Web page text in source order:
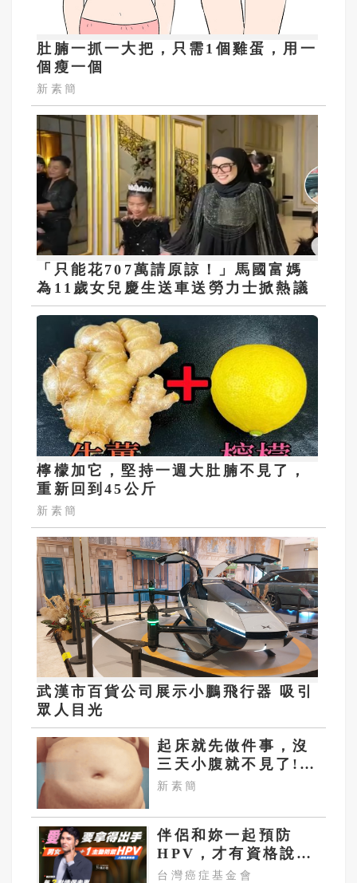
肚腩一抓一大把，只需1個雞蛋，用一
個瘦一個
新素簡
「只能花707萬請原諒！」馬國富媽
為11歲女兒慶生送車送勞力士掀熱議
檸檬加它，堅持一週大肚腩不見了，
重新回到45公斤
新素簡
武漢市百貨公司展示小鵬飛行器 吸引
眾人目光
起床就先做件事，沒
三天小腹就不見了!
肚子一天天變小！
新素簡
伴侶和妳一起預防
HPV，才有資格說愛
妳！
台灣癌症基金會